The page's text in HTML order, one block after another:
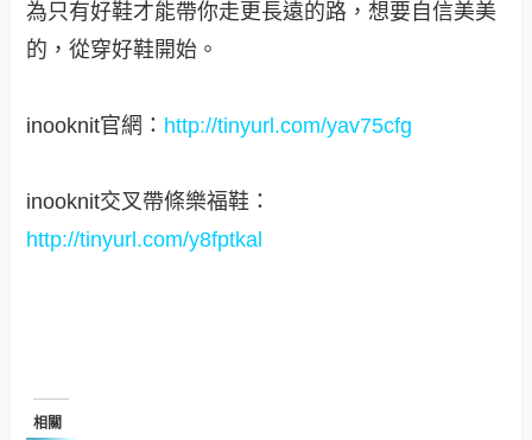
為只有好鞋才能帶你走更長遠的路，想要自信美美
的，從穿好鞋開始 。
inooknit官網： http://tinyurl.com/yav75cfg
inooknit交叉帶條樂福鞋：
http://tinyurl.com/y8fptkal
相關